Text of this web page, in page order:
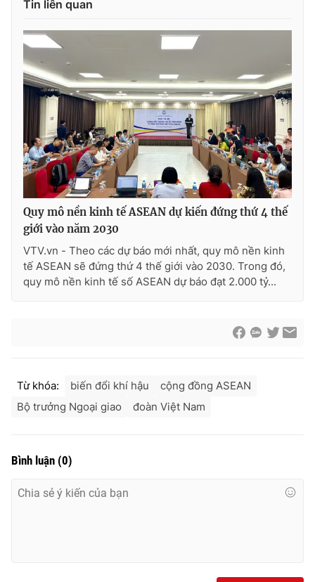
Tin liên quan
Quy mô nền kinh tế ASEAN dự kiến đứng thứ 4 thế
giới vào năm 2030
VTV.vn - Theo các dự báo mới nhất, quy mô nền kinh
tế ASEAN sẽ đứng thứ 4 thế giới vào 2030. Trong đó,
quy mô nền kinh tế số ASEAN dự báo đạt 2.000 tỷ...
Từ khóa: biến đổi khí hậu
cộng đồng ASEAN
Bộ trưởng Ngoại giao
đoàn Việt Nam
Bình luận (0)